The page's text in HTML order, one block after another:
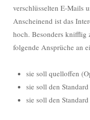
verschlüsselten E-Mails
Anscheinend ist das
hoch. Besonders knifflig
folgende Ansprüche an
sie soll quelloffen
sie soll den
sie soll den